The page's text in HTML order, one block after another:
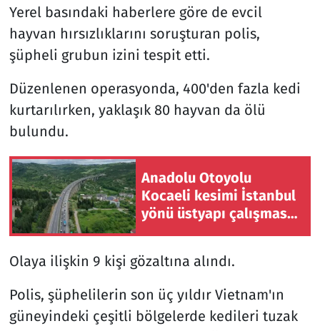
Yerel basındaki haberlere göre de evcil
hayvan hırsızlıklarını soruşturan polis,
şüpheli grubun izini tespit etti.
Düzenlenen operasyonda, 400'den fazla kedi
kurtarılırken, yaklaşık 80 hayvan da ölü
bulundu.
Anadolu Otoyolu
Kocaeli kesimi İstanbul
yönü üstyapı çalışması
Olaya ilişkin 9 kişi gözaltına alındı.
Polis, şüphelilerin son üç yıldır Vietnam'ın
güneyindeki çeşitli bölgelerde kedileri tuzak
Televizyon